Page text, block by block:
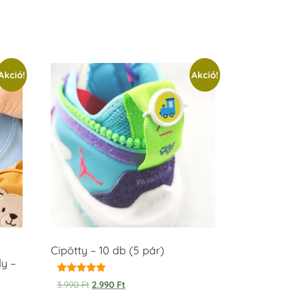
–
Akció!
Cipötty – 10 db (5 pár)
Értékelés:
3.990Ft 2.990 Ft